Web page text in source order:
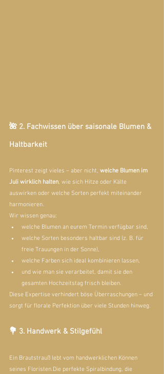
🌺 2. Fachwissen über saisonale Blumen &
Haltbarkeit
Pinterest zeigt vieles – aber nicht, welche Blumen im
Juli wirklich halten, wie sich Hitze oder Kälte
auswirken oder welche Sorten perfekt miteinander
harmonieren.
Wir wissen genau:
welche Blumen an eurem Termin verfügbar sind,
welche Sorten besonders haltbar sind (z. B. für
freie Trauungen in der Sonne),
welche Farben sich ideal kombinieren lassen,
und wie man sie verarbeitet, damit sie den
gesamten Hochzeitstag frisch bleiben.
Diese Expertise verhindert böse Überraschungen – und
sorgt für florale Perfektion über viele Stunden hinweg.
💐 3. Handwerk & Stilgefühl
Ein Brautstrauß lebt vom handwerklichen Können
seines Floristen.Die perfekte Spiralbindung, die